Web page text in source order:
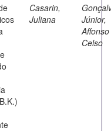
Casarin,
Juliana
Júnior,
Affonso
Celso